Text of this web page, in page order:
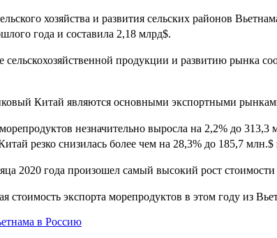
хозяйства и развития сельских районов
года и составила 2,18 млрд$.
сельскохозяйственной продукции и развитию рынка
Китай являются основными экспортными рынками
незначительно выросла на 2,2% до
резко снизилась более чем на 28,3% до 185,7
2020 года произошел самый высокий рост
стоимость экспорта морепродуктов в этом году из
в Россию